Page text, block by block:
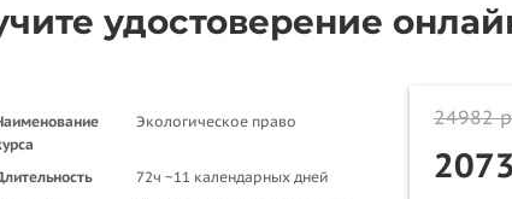
удостоверение
Экологическое право
72ч ~11 календарных дней
24982